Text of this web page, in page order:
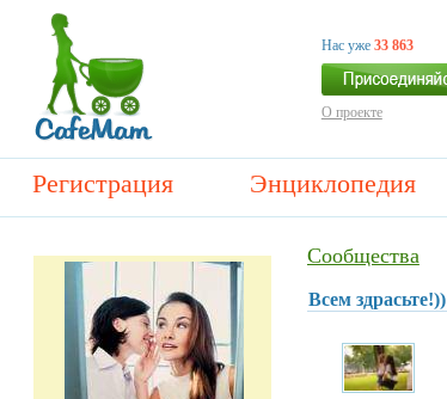
Нас уже 33 863
О проекте
Регистрация Энциклопедия
Сообщества
Всем здрасьте!))